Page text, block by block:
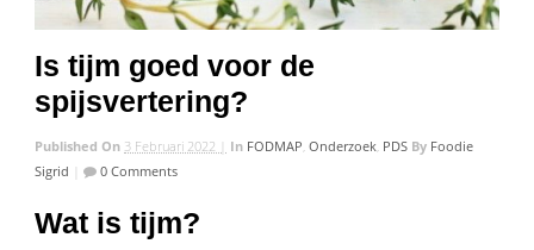
Is tijm goed voor de
spijsvertering?
Published On 3 Februari 2022 | In FODMAP,Onderzoek, PDS By Foodie
Sigrid
0 Comments
Wat is tijm?